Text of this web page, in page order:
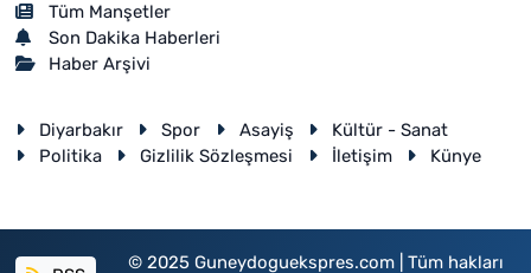
Tüm Manşetler
Son Dakika Haberleri
Haber Arşivi
Diyarbakır Spor Asayiş
Kültür - Sanat
Politika
Gizlilik Sözleşmesi İletişim Künye
© 2025 Guneydoguekspres.com | Tüm hakları